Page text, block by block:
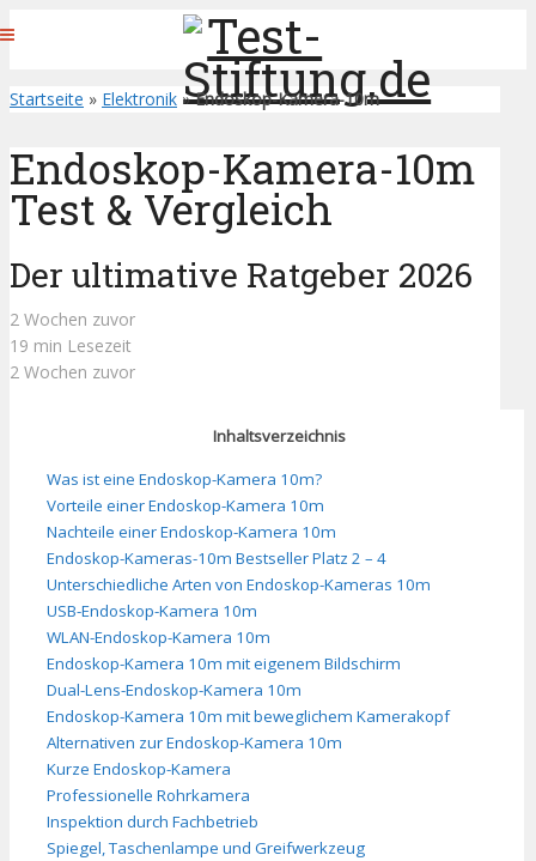
Startseite » Elektronik »Endoskop-Kamera-10m
Endoskop-Kamera-10m
Test & Vergleich
Der ultimative Ratgeber 2026
2 Wochen zuvor
19 min Lesezeit
2 Wochen zuvor
Inhaltsverzeichnis
Was ist eine Endoskop-Kamera 10m?
Vorteile einer Endoskop-Kamera 10m
Nachteile einer Endoskop-Kamera 10m
Endoskop-Kameras-10m Bestseller Platz 2 – 4
Unterschiedliche Arten von Endoskop-Kameras 10m
USB-Endoskop-Kamera 10m
WLAN-Endoskop-Kamera 10m
Endoskop-Kamera 10m mit eigenem Bildschirm
Dual-Lens-Endoskop-Kamera 10m
Endoskop-Kamera 10m mit beweglichem Kamerakopf
Alternativen zur Endoskop-Kamera 10m
Kurze Endoskop-Kamera
Professionelle Rohrkamera
Inspektion durch Fachbetrieb
Spiegel, Taschenlampe und Greifwerkzeug